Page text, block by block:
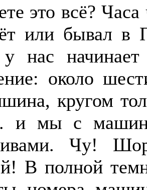
это всё?
или бывал в
у нас
около
кругом
и мы с
Чу!
В полной